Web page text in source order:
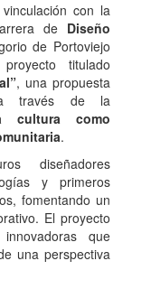
con la
de Diseño
de Portoviejo
titulado
, una propuesta
través de la
cultura como
.
diseñadores
y primeros
fomentando un
El proyecto
que
una perspectiva